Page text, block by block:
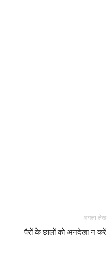
अगला लेख
पैरों के छालों को अनदेखा न करें